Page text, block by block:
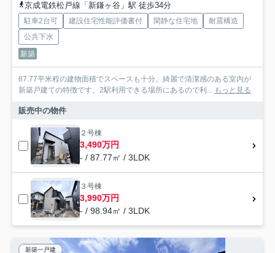
京成電鉄松戸線「新鎌ヶ谷」駅 徒歩34分
駐車2台可 建設住宅性能評価書付 閑静な住宅地
耐震構造
公共下水
新築
87.77平米程の建物面積でスペースも十分。綺麗で清潔感のある室内が
新築戸建ての特徴です。2駅利用できる場所にあるので利... もっと見る
販売中の物件
２号棟
3,490万円
- / 87.77㎡ / 3LDK
３号棟
3,990万円
- / 98.94㎡ / 3LDK
新築一戸建